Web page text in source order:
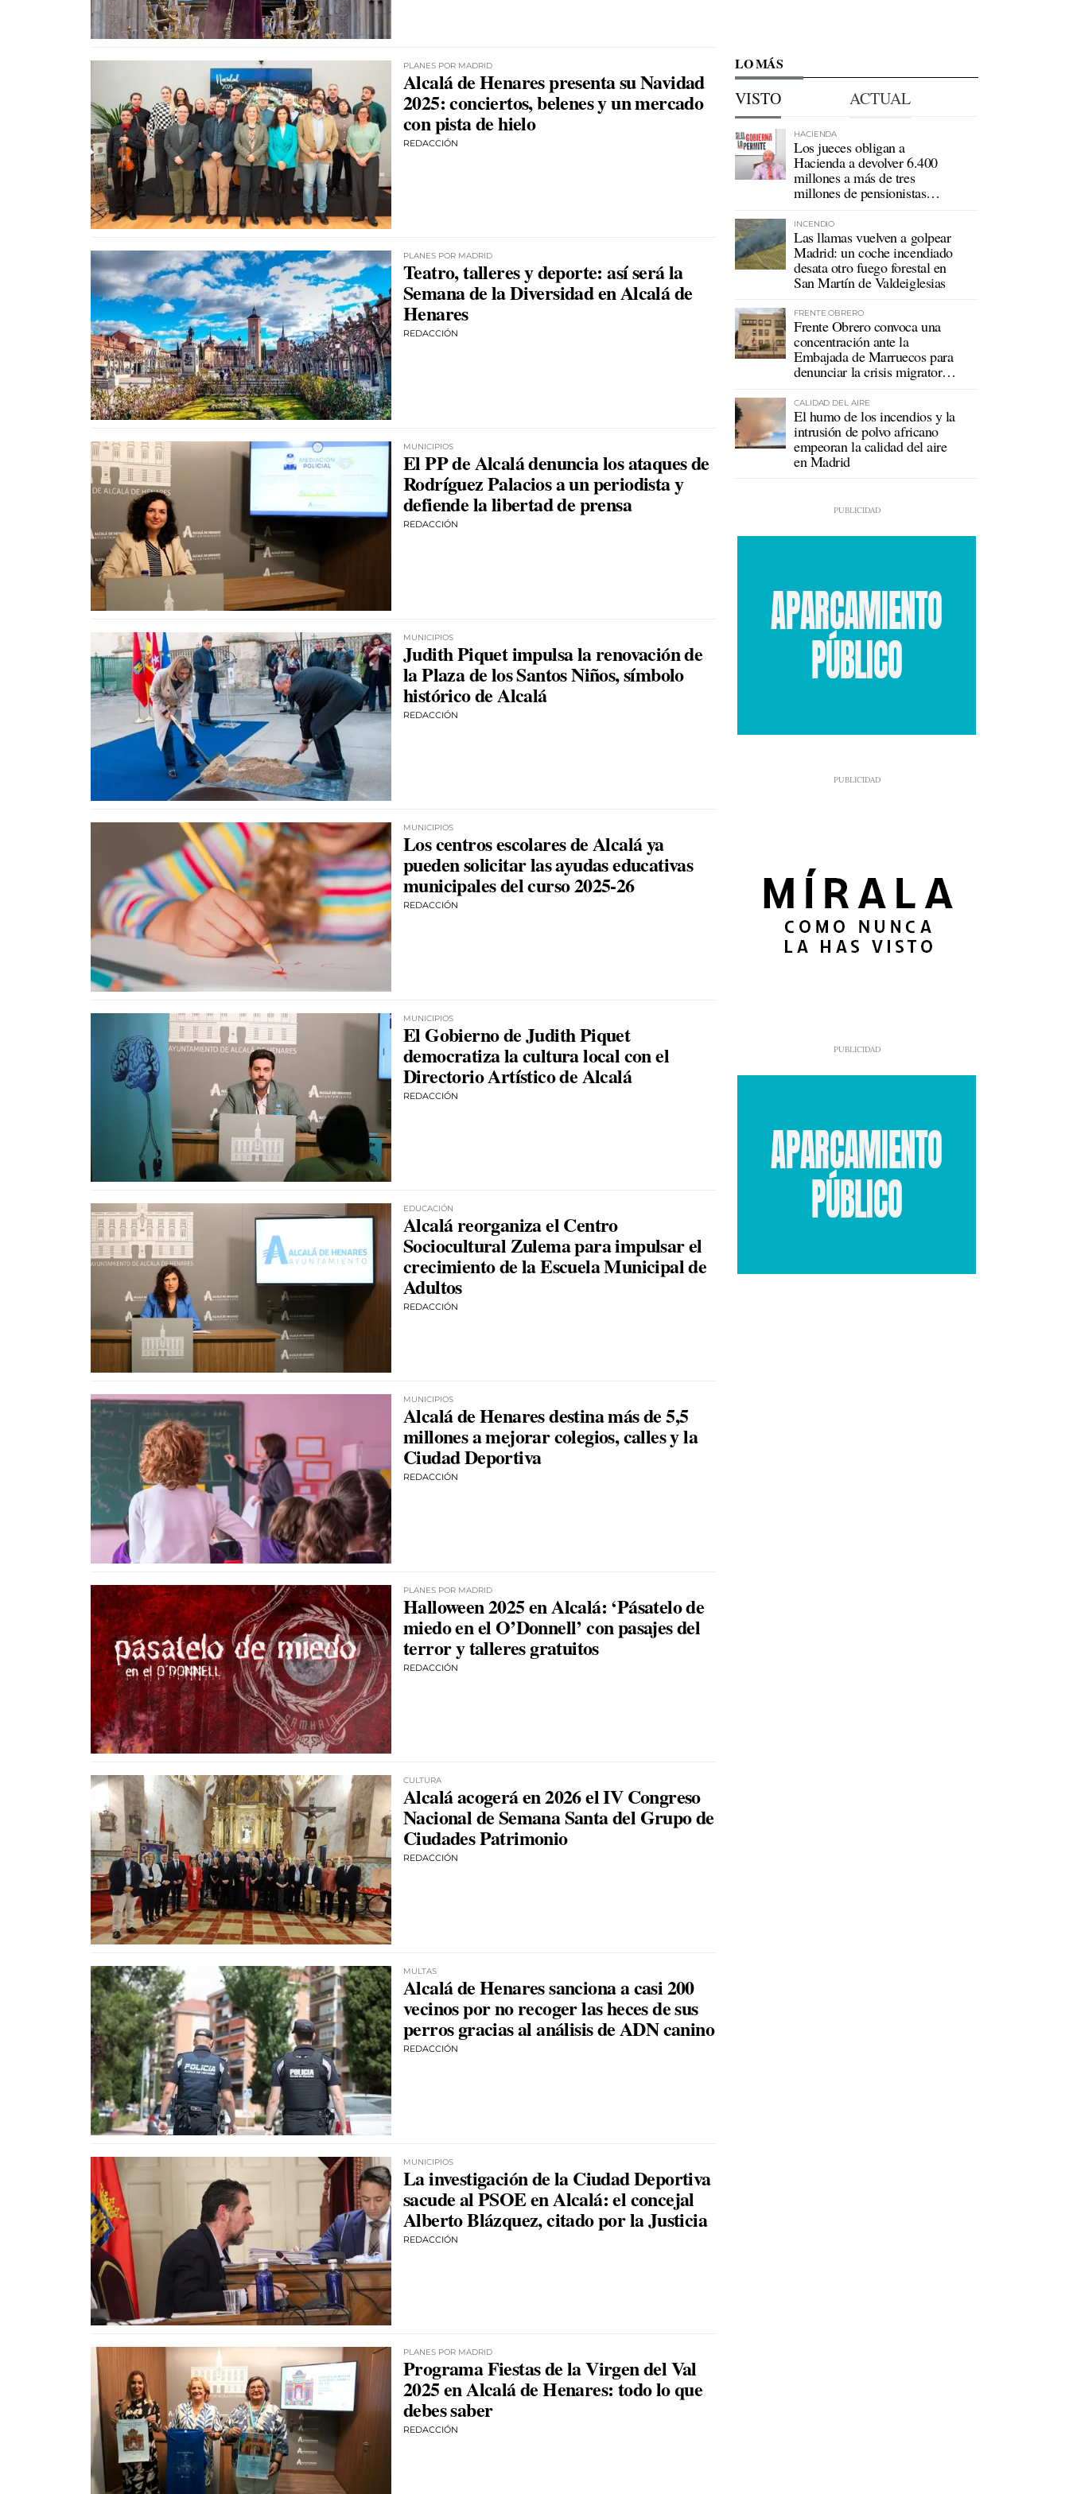
PLANES POR MADRID
Alcalá de Henares presenta su Navidad
2025: conciertos, belenes y un mercado
con pista de hielo
REDACCIÓN
PLANES POR MADRID
Teatro, talleres y deporte: así será la
Semana de la Diversidad en Alcalá de
Henares
REDACCIÓN
MUNICIPIOS
El PP de Alcalá denuncia los ataques de
Rodríguez Palacios a un periodista y
defiende la libertad de prensa
REDACCIÓN
MUNICIPIOS
Judith Piquet impulsa la renovación de
la Plaza de los Santos Niños, símbolo
histórico de Alcalá
REDACCIÓN
MUNICIPIOS
Los centros escolares de Alcalá ya
pueden solicitar las ayudas educativas
municipales del curso 2025-26
REDACCIÓN
MUNICIPIOS
El Gobierno de Judith Piquet
democratiza la cultura local con el
Directorio Artístico de Alcalá
REDACCIÓN
EDUCACIÓN
Alcalá reorganiza el Centro
Sociocultural Zulema para impulsar el
crecimiento de la Escuela Municipal de
Adultos
REDACCIÓN
MUNICIPIOS
Alcalá de Henares destina más de 5,5
millones a mejorar colegios, calles y la
Ciudad Deportiva
REDACCIÓN
PLANES POR MADRID
Halloween 2025 en Alcalá: ‘Pásatelo de
miedo en el O’Donnell’ con pasajes del
terror y talleres gratuitos
REDACCIÓN
CULTURA
Alcalá acogerá en 2026 el IV Congreso
Nacional de Semana Santa del Grupo de
Ciudades Patrimonio
REDACCIÓN
MULTAS
Alcalá de Henares sanciona a casi 200
vecinos por no recoger las heces de sus
perros gracias al análisis de ADN canino
REDACCIÓN
MUNICIPIOS
La investigación de la Ciudad Deportiva
sacude al PSOE en Alcalá: el concejal
Alberto Blázquez, citado por la Justicia
REDACCIÓN
PLANES POR MADRID
Programa Fiestas de la Virgen del Val
2025 en Alcalá de Henares: todo lo que
debes saber
REDACCIÓN
LO MÁS
VISTO ACTUAL
HACIENDA
Los jueces obligan a
Hacienda a devolver 6.400
millones a más de tres
millones de pensionistas
INCENDIO
Las llamas vuelven a golpear
Madrid: un coche incendiado
desata otro fuego forestal en
San Martín de Valdeiglesias
FRENTE OBRERO
Frente Obrero convoca una
concentración ante la
Embajada de Marruecos para
denunciar la crisis migratoria
CALIDAD DEL AIRE
El humo de los incendios y la
intrusión de polvo africano
empeoran la calidad del aire
en Madrid